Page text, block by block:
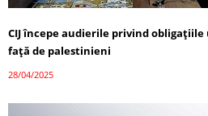
CIJ începe audierile privind
față de palestinieni
28/04/2025